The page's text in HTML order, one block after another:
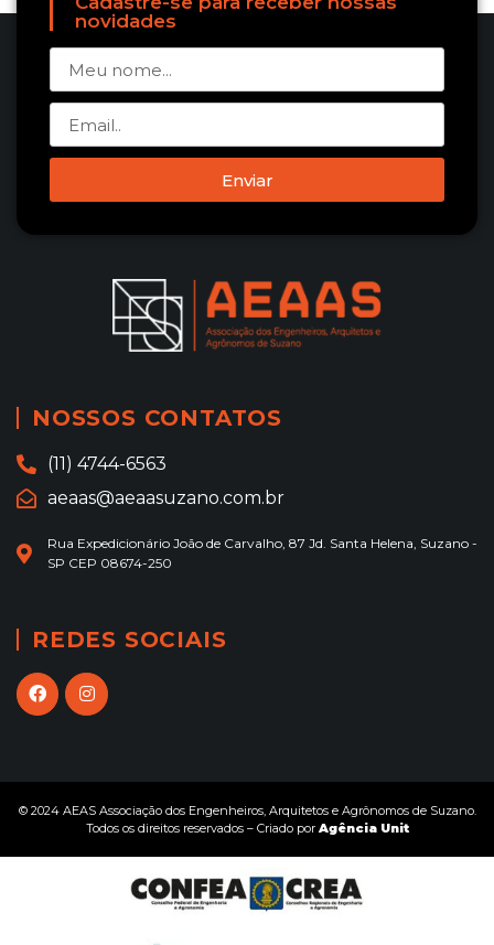
novidades
Enviar
NOSSOS CONTATOS
(11) 4744-6563
aeaas@aeaasuzano.com.br
Rua Expedicionário João de Carvalho, 87 Jd. Santa Helena, Suzano -
SP CEP 08674-250
REDES SOCIAIS
© 2024 AEAS Associação dos Engenheiros, Arquitetos e Agrônomos de Suzano.
Todos os direitos reservados – Criado por Agência Unit